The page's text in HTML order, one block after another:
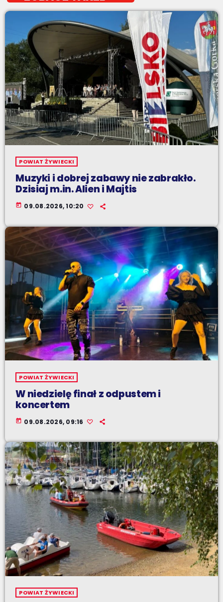
POWIAT ŻYWIECKI
Muzyki i dobrej zabawy nie zabrakło.
Dzisiaj m.in. Alien i Majtis
today 09.08.2026, 10:20
POWIAT ŻYWIECKI
W niedzielę finał z odpustem i
koncertem
today 09.08.2026, 09:16
POWIAT ŻYWIECKI